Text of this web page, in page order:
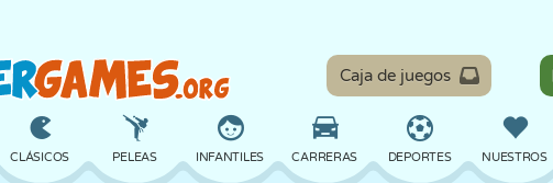
Caja de juegos
CLÁSICOS PELEAS INFANTILES CARRERAS DEPORTES NUESTROS